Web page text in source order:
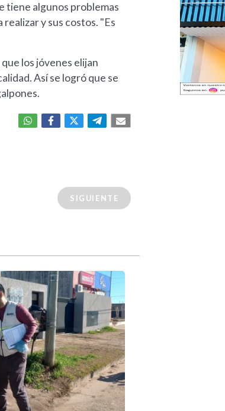
tiene algunos problemas
y sus costos. "Es
los jóvenes elijan
Así se logró que se
SIGUIENTE